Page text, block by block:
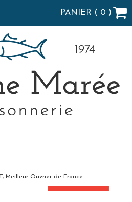
PANIER ( 0 )
Meilleur Ouvrier de France